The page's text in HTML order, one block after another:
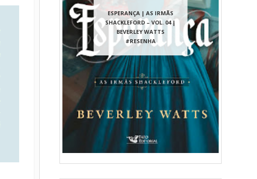
ESPERANÇA | AS IRMÃS
SHACKLEFORD – VOL. 04 |
BEVERLEY WATTS
#RESENHA